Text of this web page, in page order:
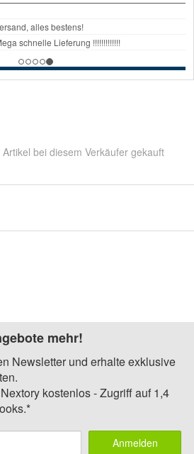
bei diesem Verkäufer gekauft
mehr!
Newsletter und erhalte exklusive
kostenlos - Zugriff auf 1,4
Anmelden